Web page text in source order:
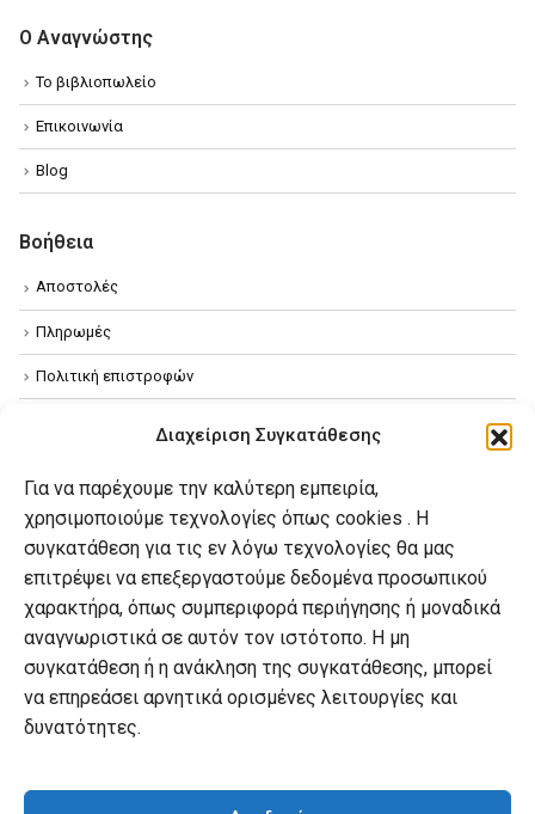
Διαχείριση Συγκατάθεσης
Για να παρέχουμε την καλύτερη εμπειρία,
χρησιμοποιούμε τεχνολογίες όπως cookies . Η
συγκατάθεση για τις εν λόγω τεχνολογίες θα μας
επιτρέψει να επεξεργαστούμε δεδομένα προσωπικού
χαρακτήρα, όπως συμπεριφορά περιήγησης ή μοναδικά
αναγνωριστικά σε αυτόν τον ιστότοπο. Η μη
συγκατάθεση ή η ανάκληση της συγκατάθεσης, μπορεί
να επηρεάσει αρνητικά ορισμένες λειτουργίες και
δυνατότητες.
Ο Αναγνώστης
Το βιβλιοπωλείο
Επικοινωνία
Blog
Βοήθεια
Αποστολές
Πληρωμές
Πολιτική επιστροφών
Πολιτική Cookies
Ο λογαριασμός μου
Οι παραγγελίες μου
Λίστα επιθυμιών